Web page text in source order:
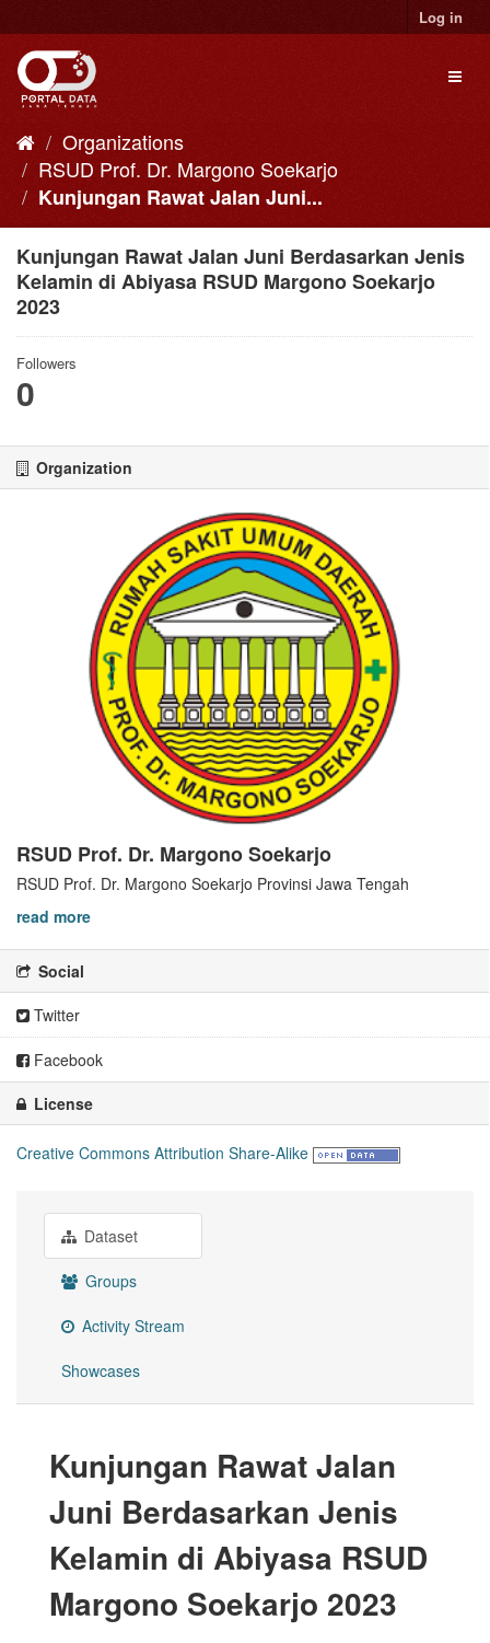
to
content
Log in
Organizations
RSUD Prof. Dr. Margono Soekarjo
Kunjungan Rawat Jalan Juni...
Kunjungan Rawat Jalan Juni Berdasarkan Jenis
Kelamin di Abiyasa RSUD Margono Soekarjo
2023
Followers
0
Organization
RSUD Prof. Dr. Margono Soekarjo
RSUD Prof. Dr. Margono Soekarjo Provinsi Jawa Tengah
read more
Social
Twitter
Facebook
License
Creative Commons Attribution Share-Alike
Dataset
Groups
Activity Stream
Showcases
Kunjungan Rawat Jalan
Juni Berdasarkan Jenis
Kelamin di Abiyasa RSUD
Margono Soekarjo 2023